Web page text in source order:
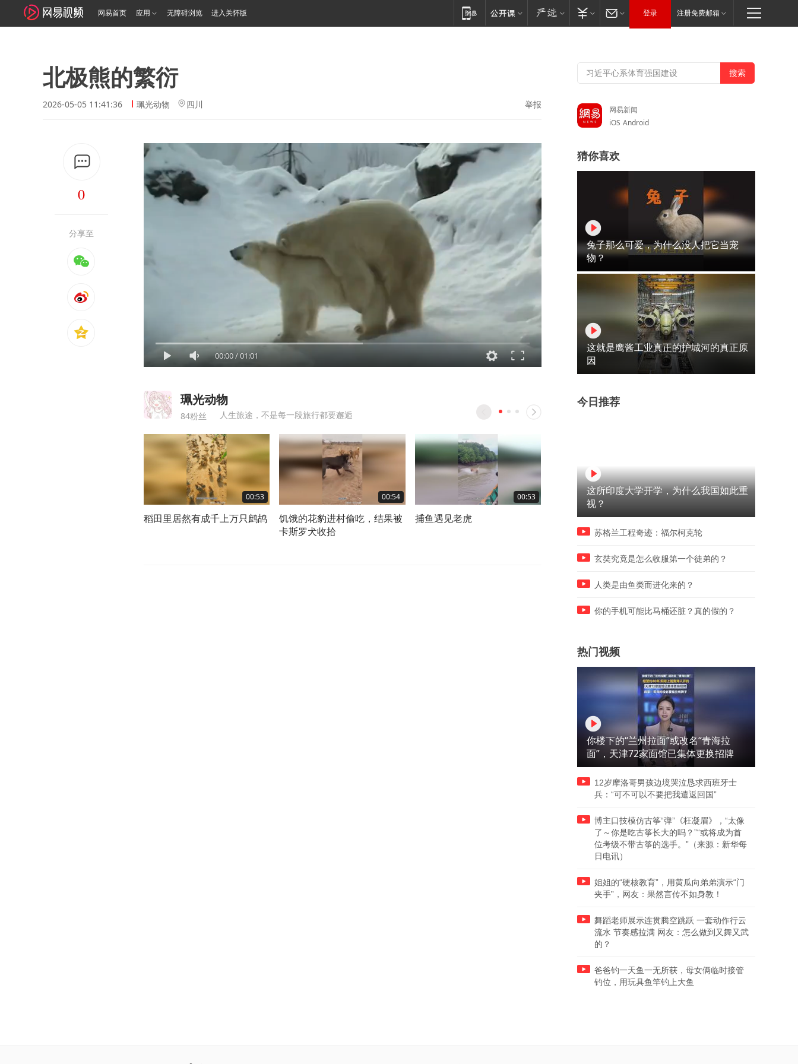
网易首页 应用 无障碍浏览 进入关怀版 登录 注册免费邮箱
北极熊的繁衍
2026-05-05 11:41:36 珮光动物 四川 举报
0
分享至
00:00/01:01
珮光动物
84粉丝 人生旅途，不是每一段旅行都要邂逅
00:53
稻田里居然有成千上万只鹧鸪
00:54
饥饿的花豹进村偷吃，结果被
卡斯罗犬收拾
00:53
捕鱼遇见老虎
03:09
那道不到半米高的土坡，却是
小狮子这辈子最难跨越的坎
雪豹进入牧场偷羊被当场捕
网易新闻
iOS Android
猜你喜欢
兔子那么可爱，为什么没人把它当宠
物？
这就是鹰酱工业真正的护城河的真正原
因
今日推荐
这所印度大学开学，为什么我国如此重
视？
苏格兰工程奇迹：福尔柯克轮
玄奘究竟是怎么收服第一个徒弟的？
人类是由鱼类而进化来的？
你的手机可能比马桶还脏？真的假的？
热门视频
你楼下的“兰州拉面”或改名“青海拉
面”，天津72家面馆已集体更换招牌
12岁摩洛哥男孩边境哭泣恳求西班牙士
兵：“可不可以不要把我遣返回国”
博主口技模仿古筝“弹”《枉凝眉》，“太像
了～你是吃古筝长大的吗？”“或将成为首
位考级不带古筝的选手。”（来源：新华每
日电讯）
姐姐的“硬核教育”，用黄瓜向弟弟演示“门
夹手”，网友：果然言传不如身教！
舞蹈老师展示连贯腾空跳跃 一套动作行云
流水 节奏感拉满 网友：怎么做到又舞又武
的？
爸爸钓一天鱼一无所获，母女俩临时接管
钓位，用玩具鱼竿钓上大鱼